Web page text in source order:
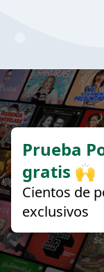
Prueba
gratis 🙌
Cientos de
exclusivos